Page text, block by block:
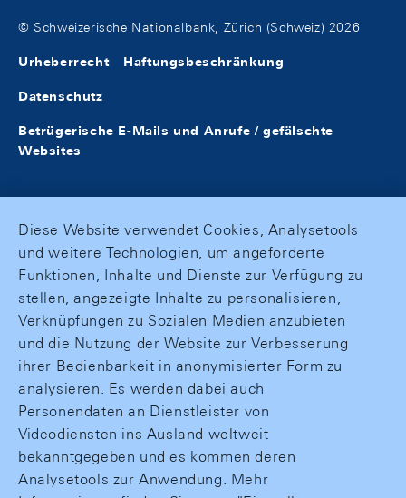
© Schweizerische Nationalbank, Zürich (Schweiz) 2026
Urheberrecht Haftungsbeschränkung
Datenschutz
Betrügerische E-Mails und Anrufe / gefälschte
Websites
Diese Website verwendet Cookies, Analysetools
und weitere Technologien, um angeforderte
Funktionen, Inhalte und Dienste zur Verfügung zu
stellen, angezeigte Inhalte zu personalisieren,
Verknüpfungen zu Sozialen Medien anzubieten
und die Nutzung der Website zur Verbesserung
ihrer Bedienbarkeit in anonymisierter Form zu
analysieren. Es werden dabei auch
Personendaten an Dienstleister von
Videodiensten ins Ausland weltweit
bekanntgegeben und es kommen deren
Analysetools zur Anwendung. Mehr